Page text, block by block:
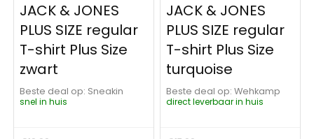
JACK & JONES
PLUS SIZE regular
T-shirt Plus Size
zwart
Beste deal op:
Sneakin
snel in huis
JACK & JONES
PLUS SIZE regular
T-shirt Plus Size
turquoise
Beste deal op:
Wehkamp
direct leverbaar in huis